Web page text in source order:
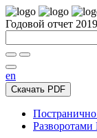
Годовой отчет 2019
en
Скачать PDF
Постранично
Разворотами